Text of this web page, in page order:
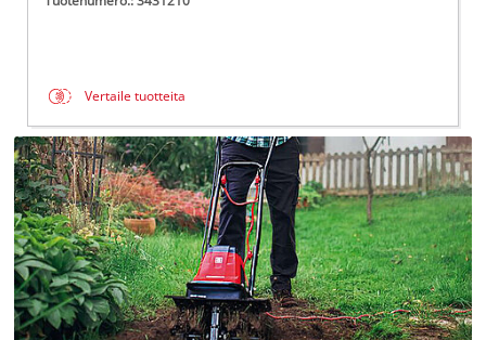
Vertaile tuotteita